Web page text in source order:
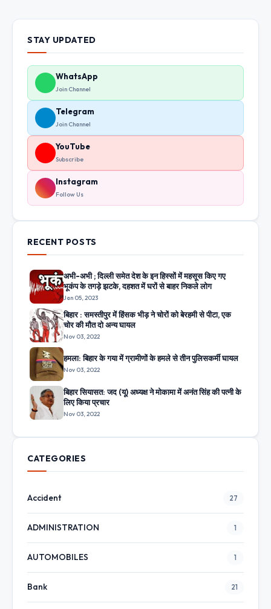
STAY UPDATED
WhatsApp
Join Channel
Telegram
Join Channel
YouTube
Subscribe
Instagram
Follow Us
RECENT POSTS
अभी-अभी ; दिल्ली समेत देश के इन हिस्सों में महसूस किए गए
भूकंप के तगड़े झटके, दहशत में घरों से बाहर निकले लोग
Jan 05, 2023
बिहार : समस्तीपुर में हिंसक भीड़ ने चोरों को बेरहमी से पीटा, एक
चोर की मौत दो अन्य घायल
Nov 03, 2022
हमला: बिहार के गया में ग्रामीणों के हमले से तीन पुलिसकर्मी घायल
Nov 03, 2022
बिहार सियासत: जद (यू) अध्यक्ष ने मोकामा में अनंत सिंह की पत्नी के
लिए किया प्रचार
Nov 03, 2022
CATEGORIES
Accident 27
ADMINISTRATION 1
AUTOMOBILES 1
Bank 21